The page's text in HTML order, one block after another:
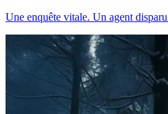
Une enquête vitale. Un agent